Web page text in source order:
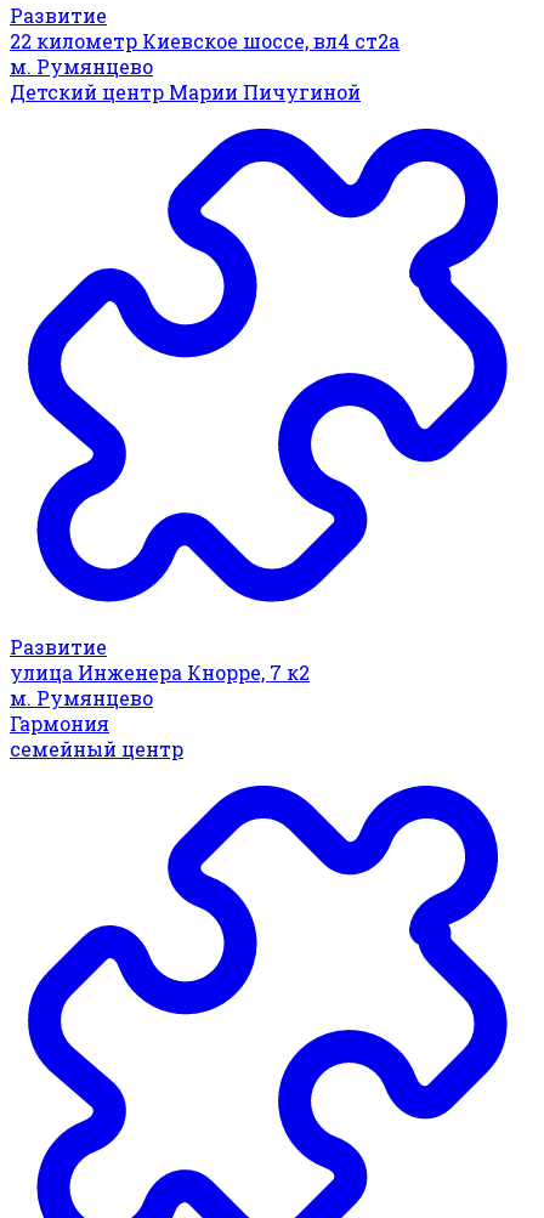
Развитие
22 километр Киевское шоссе, вл4 ст2а
м. Румянцево
Детский центр Марии Пичугиной
Развитие
улица Инженера Кнорре, 7 к2
м. Румянцево
Гармония
семейный центр